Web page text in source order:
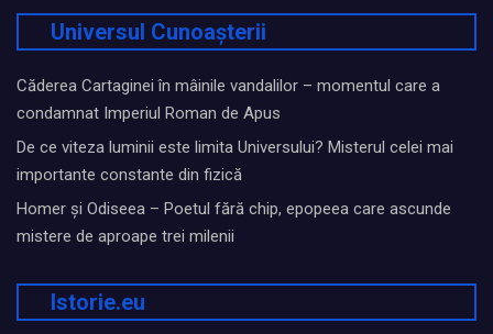
Universul Cunoașterii
Căderea Cartaginei în mâinile vandalilor – momentul care a
condamnat Imperiul Roman de Apus
De ce viteza luminii este limita Universului? Misterul celei mai
importante constante din fizică
Homer și Odiseea – Poetul fără chip, epopeea care ascunde
mistere de aproape trei milenii
Istorie.eu